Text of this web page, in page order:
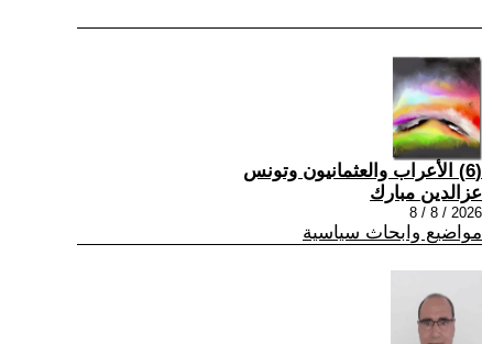
(6) الأعراب والعثمانيون وتونس
عزالدين مبارك
2026 / 8 / 8
مواضيع وابحاث سياسية